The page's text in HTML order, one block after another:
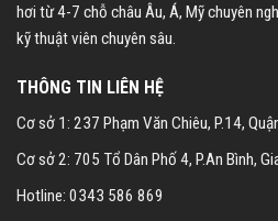
hơi từ 4-7 chỗ châu Âu, Á, Mỹ chuyên
kỹ thuật viên chuyên sâu.
THÔNG TIN LIÊN HỆ
Cơ sở 1: 237 Phạm Văn Chiêu, P.14,
Cơ sở 2: 705 Tổ Dân Phố 4, P.An Bình,
Hotline: 0343 586 869